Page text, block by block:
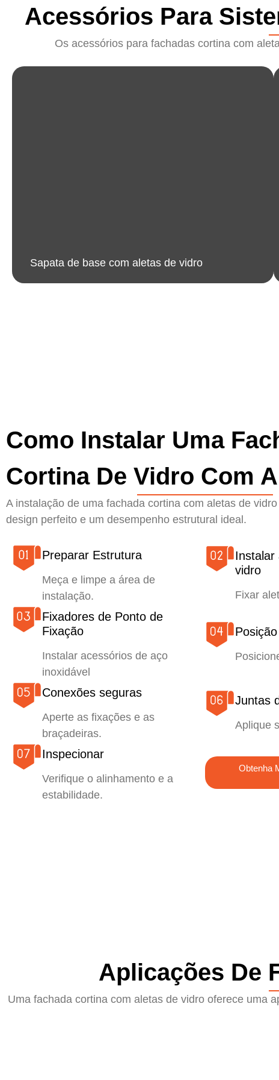
Acessórios Para
Os acessórios para fachadas cortina com
Sapata de base com aletas de vidro
Como Instalar Uma
Cortina De Vidro Com
A instalação de uma fachada cortina com aletas de
design perfeito e um desempenho estrutural ideal.
Preparar Estrutura
Meça e limpe a área de
instalação.
Instalar
vidro
Fixar
Fixadores de Ponto de
Fixação
Instalar acessórios de aço
inoxidável
Conexões seguras
Aperte as fixações e as
braçadeiras.
Juntas
Aplique
Inspecionar
Verifique o alinhamento e a
estabilidade.
Obtenha
Aplicações De
Uma fachada cortina com aletas de vidro oferece uma